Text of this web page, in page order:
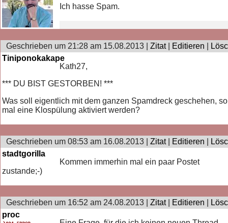
Ich hasse Spam.
Geschrieben um 21:28 am 15.08.2013 | Zitat| Editieren
Tiniponokakape
Kath27,
*** DU BIST GESTORBEN! ***
Was soll eigentlich mit dem ganzen Spamdreck geschehen,
mal eine Klospülung aktiviert werden?
Geschrieben um 08:53 am 16.08.2013 | Zitat| Editieren
stadtgorilla
Kommen immerhin mal ein paar Postet
zustande;-)
Geschrieben um 16:52 am 24.08.2013 | Zitat| Editieren
proc